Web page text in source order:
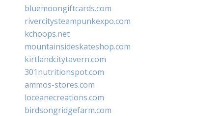
bluemoongiftcards.com
rivercitysteampunkexpo.com
kchoops.net
mountainsideskateshop.com
kirtlandcitytavern.com
301nutritionspot.com
ammos-stores.com
loceanecreations.com
birdsongridgefarm.com